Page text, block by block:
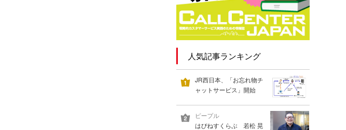
人気記事ランキング
JR西日本、「お忘れ物チ
ャットサービス」開始
ピープル
はぴねすくらぶ 若松 晃